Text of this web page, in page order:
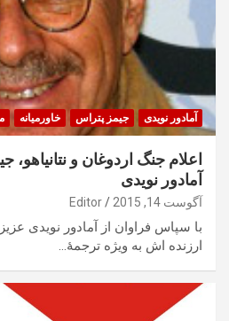
آمادور نویدی جیمز پتراس خاورمیانه
آمادور نویدی
آگوست 14, 2015 Editor
با سپاس فراوان از آمادور نویدی
ارزنده اش به ویژه ترجمۀ…